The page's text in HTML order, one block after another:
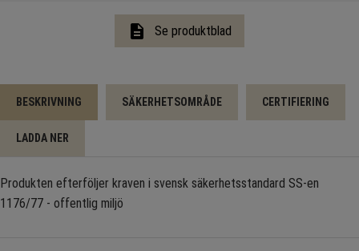
description Se produktblad
BESKRIVNING SÄKERHETSOMRÅDE CERTIFIERING
LADDA NER
Produkten efterföljer kraven i svensk säkerhetsstandard SS-en
1176/77 - offentlig miljö